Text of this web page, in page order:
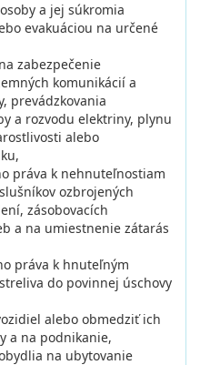
a jej súkromia
evakuáciou na určené
zabezpečenie
komunikácií a
prevádzkovania
a rozvodu elektriny, plynu
alebo
práva k nehnuteľnostiam
ozbrojených
zásobovacích
a na umiestnenie zátarás
práva k hnuteľným
do povinnej úschovy
alebo obmedziť ich
a na podnikanie,
na ubytovanie